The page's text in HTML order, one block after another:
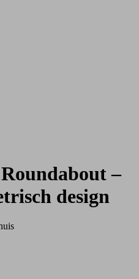
–
design